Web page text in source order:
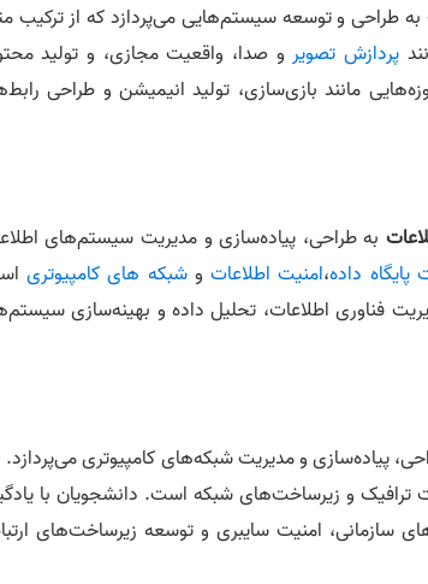
به طراحی و توسعه سیستم‌هایی می‌پردازد که از ترکیب
پردازش تصویرو صدا، واقعیت مجازی، و تولید
مانند بازی‌سازی، تولید انیمیشن و طراحی
به طراحی، پیاده‌سازی و مدیریت سیستم‌های
پایگاه داده،امنیت اطلاعاتوشبکه های کامپیوتری
فناوری اطلاعات، تحلیل داده و بهینه‌سازی
پیاده‌سازی و مدیریت شبکه‌های کامپیوتری می‌پردازد.
ترافیک و زیرساخت‌های شبکه است. دانشجویان با
سازمانی، امنیت سایبری و توسعه زیرساخت‌های